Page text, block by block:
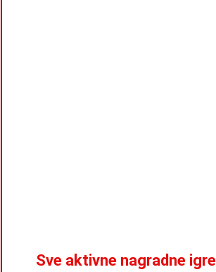
Sve aktivne nagradne igre